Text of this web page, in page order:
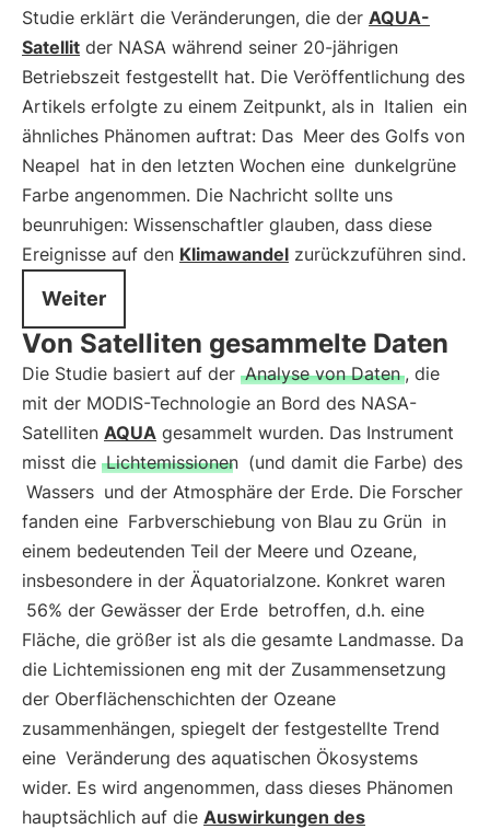
Studie erklärt die Veränderungen, die der AQUA-
Satellit der NASA während seiner 20-jährigen
Betriebszeit festgestellt hat. Die Veröffentlichung des
Artikels erfolgte zu einem Zeitpunkt, als in Italien ein
ähnliches Phänomen auftrat: Das Meer des Golfs von
Neapel hat in den letzten Wochen eine dunkelgrüne
Farbe angenommen. Die Nachricht sollte uns
beunruhigen: Wissenschaftler glauben, dass diese
Ereignisse auf den Klimawandel zurückzuführen sind.
Weiter
Von Satelliten gesammelte Daten
Die Studie basiert auf der Analyse von Daten , die
mit der MODIS-Technologie an Bord des NASA-
Satelliten AQUA gesammelt wurden. Das Instrument
misst die Lichtemissionen (und damit die Farbe) des
Wassers und der Atmosphäre der Erde. Die Forscher
fanden eine Farbverschiebung von Blau zu Grün in
einem bedeutenden Teil der Meere und Ozeane,
insbesondere in der Äquatorialzone. Konkret waren
56% der Gewässer der Erde betroffen, d.h. eine
Fläche, die größer ist als die gesamte Landmasse. Da
die Lichtemissionen eng mit der Zusammensetzung
der Oberflächenschichten der Ozeane
zusammenhängen, spiegelt der festgestellte Trend
eine Veränderung des aquatischen Ökosystems
wider. Es wird angenommen, dass dieses Phänomen
hauptsächlich auf die Auswirkungen des